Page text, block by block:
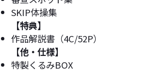
SKIP体操集
【特典】
作品解説書（4C/52P）
【他・仕様】
特製くるみBOX